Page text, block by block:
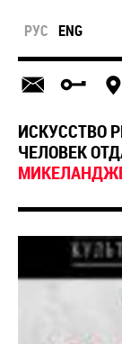
РУС ENG
ИСКУССТВО
ЧЕЛОВЕК